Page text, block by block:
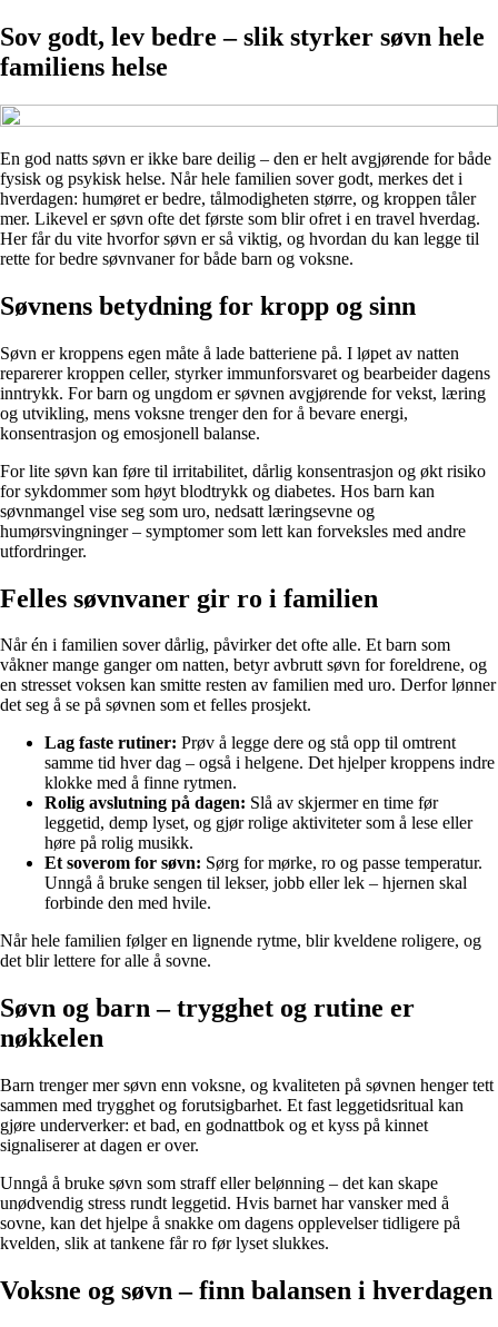
Sov godt, lev bedre – slik styrker søvn hele
familiens helse
En god natts søvn er ikke bare deilig – den er helt avgjørende for både
fysisk og psykisk helse. Når hele familien sover godt, merkes det i
hverdagen: humøret er bedre, tålmodigheten større, og kroppen tåler
mer. Likevel er søvn ofte det første som blir ofret i en travel hverdag.
Her får du vite hvorfor søvn er så viktig, og hvordan du kan legge til
rette for bedre søvnvaner for både barn og voksne.
Søvnens betydning for kropp og sinn
Søvn er kroppens egen måte å lade batteriene på. I løpet av natten
reparerer kroppen celler, styrker immunforsvaret og bearbeider dagens
inntrykk. For barn og ungdom er søvnen avgjørende for vekst, læring
og utvikling, mens voksne trenger den for å bevare energi,
konsentrasjon og emosjonell balanse.
For lite søvn kan føre til irritabilitet, dårlig konsentrasjon og økt risiko
for sykdommer som høyt blodtrykk og diabetes. Hos barn kan
søvnmangel vise seg som uro, nedsatt læringsevne og
humørsvingninger – symptomer som lett kan forveksles med andre
utfordringer.
Felles søvnvaner gir ro i familien
Når én i familien sover dårlig, påvirker det ofte alle. Et barn som
våkner mange ganger om natten, betyr avbrutt søvn for foreldrene, og
en stresset voksen kan smitte resten av familien med uro. Derfor lønner
det seg å se på søvnen som et felles prosjekt.
Lag faste rutiner: Prøv å legge dere og stå opp til omtrent
samme tid hver dag – også i helgene. Det hjelper kroppens indre
klokke med å finne rytmen.
Rolig avslutning på dagen: Slå av skjermer en time før
leggetid, demp lyset, og gjør rolige aktiviteter som å lese eller
høre på rolig musikk.
Et soverom for søvn: Sørg for mørke, ro og passe temperatur.
Unngå å bruke sengen til lekser, jobb eller lek – hjernen skal
forbinde den med hvile.
Når hele familien følger en lignende rytme, blir kveldene roligere, og
det blir lettere for alle å sovne.
Søvn og barn – trygghet og rutine er
nøkkelen
Barn trenger mer søvn enn voksne, og kvaliteten på søvnen henger tett
sammen med trygghet og forutsigbarhet. Et fast leggetidsritual kan
gjøre underverker: et bad, en godnattbok og et kyss på kinnet
signaliserer at dagen er over.
Unngå å bruke søvn som straff eller belønning – det kan skape
unødvendig stress rundt leggetid. Hvis barnet har vansker med å
sovne, kan det hjelpe å snakke om dagens opplevelser tidligere på
kvelden, slik at tankene får ro før lyset slukkes.
Voksne og søvn – finn balansen i hverdagen